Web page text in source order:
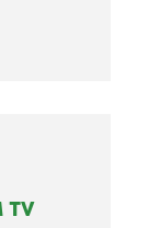
TV